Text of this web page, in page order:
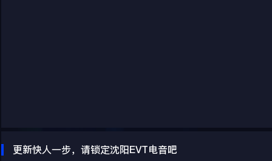
更新快人一步，请锁定沈阳EVT电音吧